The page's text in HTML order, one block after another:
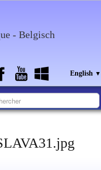
- Belgisch
English ▼